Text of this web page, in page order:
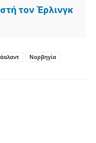
τον Έρλινγκ
Νορβηγία